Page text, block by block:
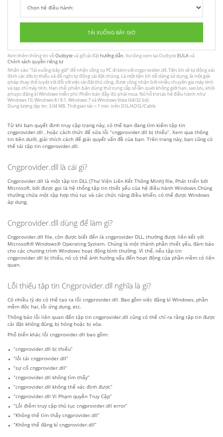
TẢI XUỐNG BÂY GIỜ
Xem thêm thông tin vềOutbytevà gỡ cài đặthướng dẫn. Vui lòng xem tại Outbyte EULAvà
Chính sách quyền riêng tư
Nhấn vào"Tải xuống bây giờ" để nhận công cụ PC đi kèm với cngprovider.dll. Tiện ích sẽ tự động xác
định các dlls bị thiếu và đề nghị tự động cài đặt chúng. Là một tiện ích dễ dàng sử dụng, là một giải
pháp thay thế tuyệt vời đối với việc cài đặt thủ công, được công nhận bởi nhiều chuyên gia máy tính
và tạp chí máy tính. Hạn chế: phiên bản dùng thử cung cấp số lần quét không giới hạn, sao lưu, khôi
phujcc đăng kí Windows miễn phí. Phiên bản đầy đủ phải mua. Nó hỗ trợ các hệ điều hành như
Windows 10, Windows 8 / 8.1, Windows 7 và Windows Vista (64/32 bit).
Dung lượng tập tin: 3.04 MB, Thời gian tải: < 1 min. trên DSL/ADSL/Cable
Từ khi bạn quyết định truy cập trang này, có thể bạn đang tìm kiếm tập tin
cngprovider.dll , hoặc cách thức để sửa lỗi “cngprovider.dll bị thiếu”. Xem qua thông
tin bên dưới, giải thích cách để giải quyết vấn đề của bạn. Trên trang này, bạn cũng có
thể tải tập tin cngprovider.dll.
Cngprovider.dll là cái gì?
Cngprovider.dll là một tập tin DLL (Thư Viện Liên Kết Thông Minh) file, Phát triển bởi
Microsoft, bởi được gọi là hệ thống tập tin thiết yếu của hệ điều hành Windows.Chúng
thường chứa một tập hợp thủ tục và các chức năng điều khiển, có thể được Windows
áp dụng.
Cngprovider.dll dùng để làm gì?
Cngprovider.dll file, còn được biết đến là cngprovider DLL, thường được liên kết với
Microsoft® Windows® Operating System. Chúng là một thành phần thiết yếu, đảm bảo
cho các chương trình Windows hoạt động bình thường. Vì thế, nếu tập tin
cngprovider.dll bị thiếu, nó có thể ảnh hưởng xấu đến hoạt động của phần mềm có liên
quan.
Lỗi thiếu tập tin Cngprovider.dll nghĩa là gì?
Có nhiều lý do có thể tạo ra lỗi cngprovider.dll. Bao gồm việc đăng kí Windows, phần
mềm độc hại, lỗi ứng dụng, etc.
Thông báo lỗi liên quan đến tập tin cngprovider.dll cũng có thể chỉ ra rằng tập tin được
cài đặt không đúng, bị hỏng hoặc bị xóa.
Phổ biến khác lỗi cngprovider.dll bao gồm:
“cngprovider.dll bị thiếu”
“lỗi tải cngprovider.dll”
“sự cố cngprovider.dll”
“cngprovider.dll không tìm thấy”
“cngprovider.dll không thể xác định được”
“cngprovider.dll Vi Phạm quyền Truy Cập”
“Lỗi điểm truy cập thủ tục cngprovider.dll error”
“Không thể tìm thấy cngprovider.dll”
“Không thể đăng kí cngprovider.dll”